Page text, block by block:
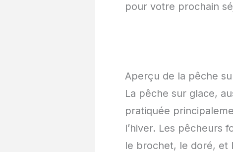
pour votre prochain
Aperçu de la pêche
La pêche sur glace,
pratiquée
l’hiver. Les pêcheurs
le brochet, le doré, et